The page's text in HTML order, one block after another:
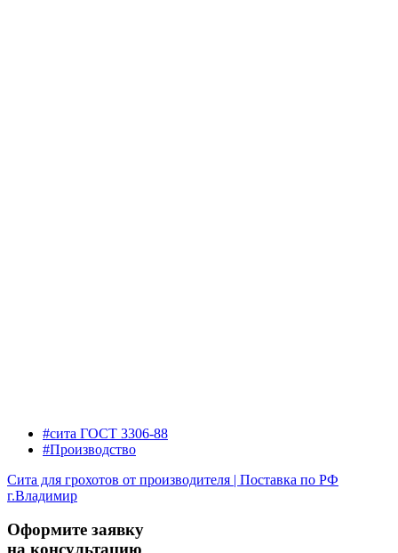
#сита ГОСТ 3306-88
#Производство
Сита для грохотов от производителя | Поставка по РФ
г.Владимир
Оформите заявку